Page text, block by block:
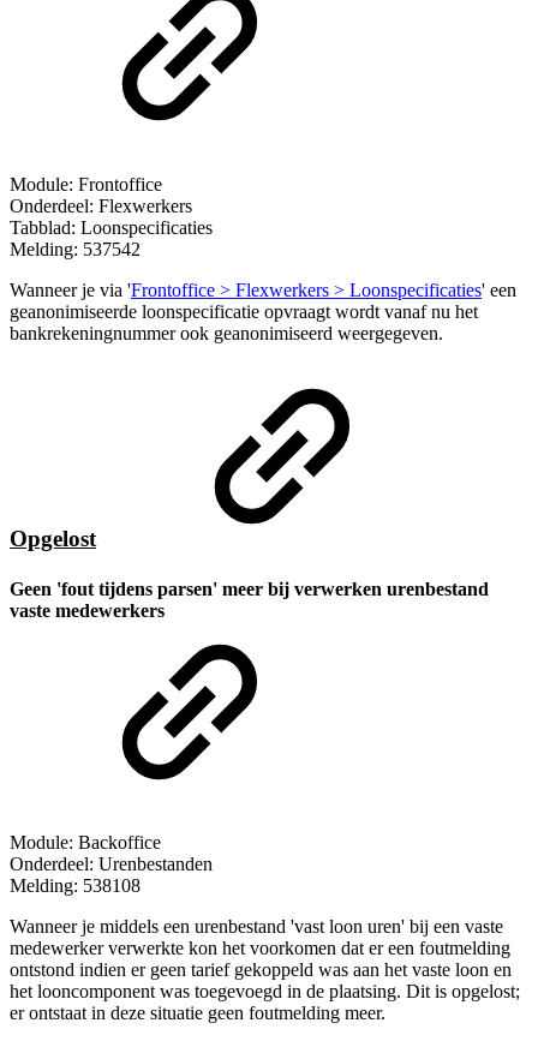
Module: Frontoffice
Onderdeel: Flexwerkers
Tabblad: Loonspecificaties
Melding: 537542
Wanneer je via 'Frontoffice > Flexwerkers > Loonspecificaties' een
geanonimiseerde loonspecificatie opvraagt wordt vanaf nu het
bankrekeningnummer ook geanonimiseerd weergegeven.
Opgelost
Geen 'fout tijdens parsen' meer bij verwerken urenbestand
vaste medewerkers
Module: Backoffice
Onderdeel: Urenbestanden
Melding: 538108
Wanneer je middels een urenbestand 'vast loon uren' bij een vaste
medewerker verwerkte kon het voorkomen dat er een foutmelding
ontstond indien er geen tarief gekoppeld was aan het vaste loon en
het looncomponent was toegevoegd in de plaatsing. Dit is opgelost;
er ontstaat in deze situatie geen foutmelding meer.